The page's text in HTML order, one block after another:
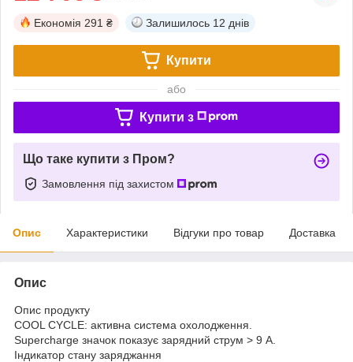
Економія 291 ₴ Залишилось 12 днів
Купити
або
Купити з
Що таке купити з Пром?
Замовлення під захистом
Опис Характеристики Відгуки про товар Доставка
Опис
Опис продукту
COOL CYCLE: активна система охолодження.
Supercharge значок показує зарядний струм > 9 А.
Індикатор стану заряджання